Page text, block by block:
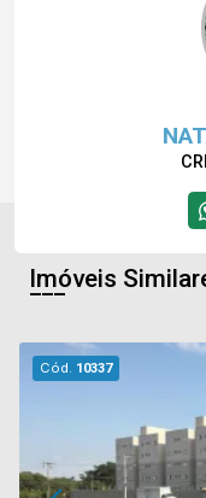
Imóveis
Cód. 10337